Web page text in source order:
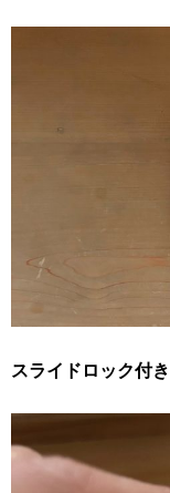
スライドロック付き